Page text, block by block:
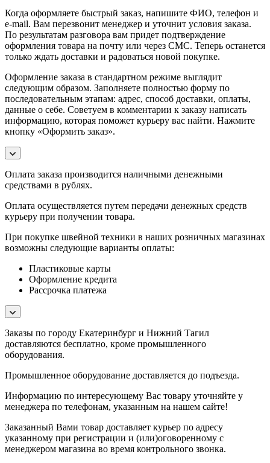
Когда оформляете быстрый заказ, напишите ФИО, телефон и
e-mail. Вам перезвонит менеджер и уточнит условия заказа.
По результатам разговора вам придет подтверждение
оформления товара на почту или через СМС. Теперь останется
только ждать доставки и радоваться новой покупке.
Оформление заказа в стандартном режиме выглядит
следующим образом. Заполняете полностью форму по
последовательным этапам: адрес, способ доставки, оплаты,
данные о себе. Советуем в комментарии к заказу написать
информацию, которая поможет курьеру вас найти. Нажмите
кнопку «Оформить заказ».
Оплата заказа производится наличными денежными
средствами в рублях.
Оплата осуществляется путем передачи денежных средств
курьеру при получении товара.
При покупке швейной техники в наших розничных магазинах
возможны следующие варианты оплаты:
Пластиковые карты
Оформление кредита
Рассрочка платежа
Заказы по городу Екатеринбург и Нижний Тагил
доставляются бесплатно, кроме промышленного
оборудования.
Промышленное оборудование доставляется до подъезда.
Информацию по интересующему Вас товару уточняйте у
менеджера по телефонам, указанным на нашем сайте!
Заказанный Вами товар доставляет курьер по адресу
указанному при регистрации и (или)оговоренному с
менеджером магазина во время контрольного звонка.